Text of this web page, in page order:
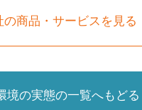
の商品・サービスを見る
境の実態の一覧へもどる